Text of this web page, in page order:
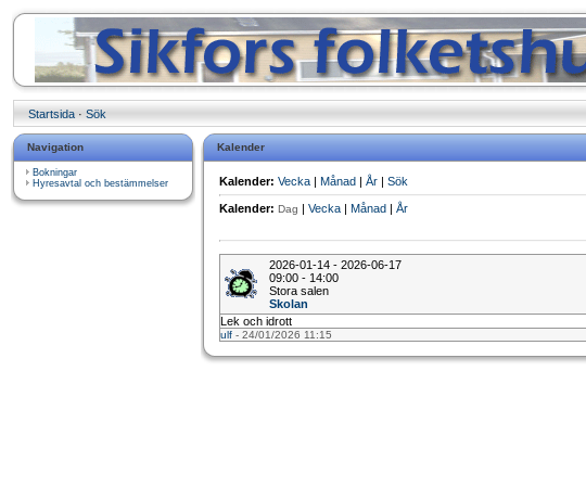
Startsida · Sök
Navigation
Bokningar
Hyresavtal och bestämmelser
Kalender
Kalender: Vecka | Månad | År | Sök
Kalender: Dag | Vecka | Månad | År
2026-01-14 - 2026-06-17
09:00 - 14:00
Stora salen
Skolan
Lek och idrott
ulf - 24/01/2026 11:15